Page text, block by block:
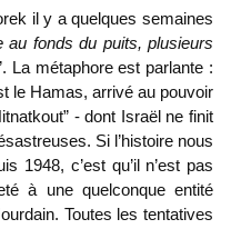
il y a quelques semaines
au fonds du puits, plusieurs
La métaphore est parlante :
le Hamas, arrivé au pouvoir
- dont Israël ne finit
Si l’histoire nous
1948, c’est qu’il n’est pas
à une quelconque entité
Toutes les tentatives